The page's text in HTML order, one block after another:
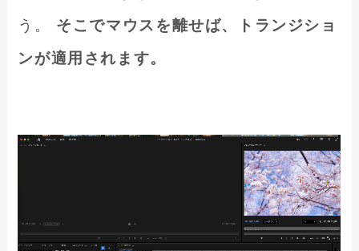
う。 そこでマウスを離せば、トランジショ
ンが適用されます。